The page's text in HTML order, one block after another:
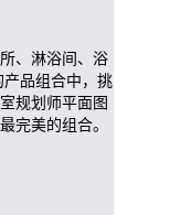
、淋浴间、浴
品组合中，挑
规划师平面图
完美的组合。